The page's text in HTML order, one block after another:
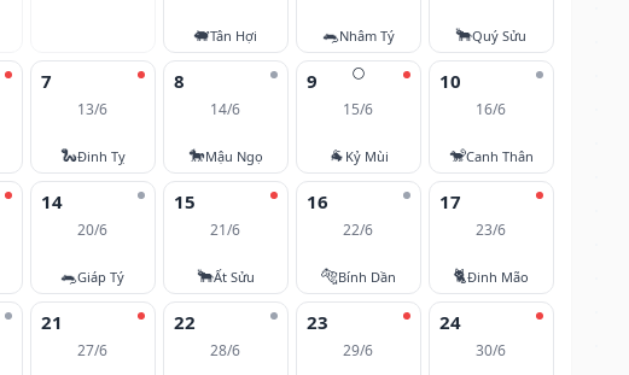
🐖Tân Hợi 🐀Nhâm Tý 🐂Quý Sửu
7
13/6
🐍Đinh Tỵ
8
14/6
🐎Mậu Ngọ
🌕
9
15/6
🐐 Kỷ Mùi
10
16/6
🐒Canh Thân
14
20/6
🐀Giáp Tý
15
21/6
🐂Ất Sửu
16
22/6
🐅Bính Dần
17
23/6
🐈Đinh Mão
21
27/6
22
28/6
23
29/6
24
30/6